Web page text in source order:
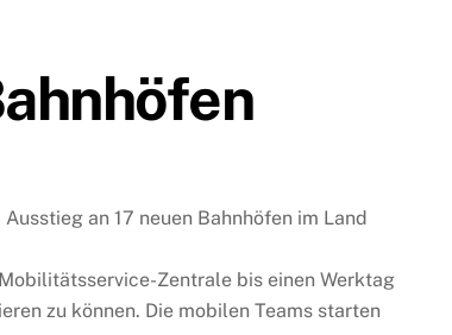
an 17 neuen Bahnhöfen im Land
Zentrale bis einen Werktag
zu können. Die mobilen Teams starten